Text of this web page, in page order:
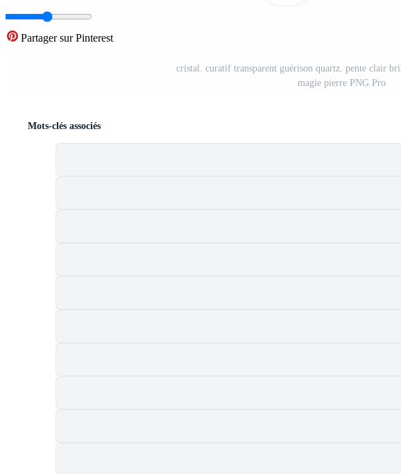
Partager sur Pinterest
cristal. curatif transparent guérison quartz. pente clair
magie pierre PNG Pro
Mots-clés associés